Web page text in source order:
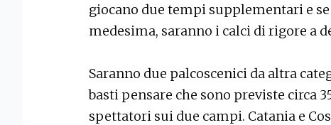
giocano due tempi supplementari e
medesima, saranno i calci di rigore a
Saranno due palcoscenici da altra
basti pensare che sono previste circa
spettatori sui due campi. Catania e